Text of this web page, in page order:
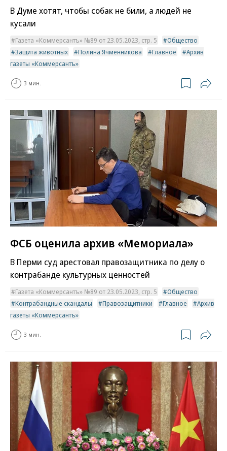
В Думе хотят, чтобы собак не били, а людей не
кусали
Газета «Коммерсантъ» №89 от 23.05.2023, стр. 5
Общество
Защита животных
Полина Ячменникова Главное
Архив
газеты «Коммерсантъ»
3 мин.
ФСБ оценила архив «Мемориала»
В Перми суд арестовал правозащитника по делу о
контрабанде культурных ценностей
Газета «Коммерсантъ» №89 от 23.05.2023, стр. 5
Общество
Контрабандные скандалы
Правозащитники Главное
Архив
газеты «Коммерсантъ»
3 мин.